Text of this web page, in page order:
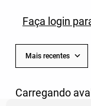
Faça login
Mais recentes
Carregando